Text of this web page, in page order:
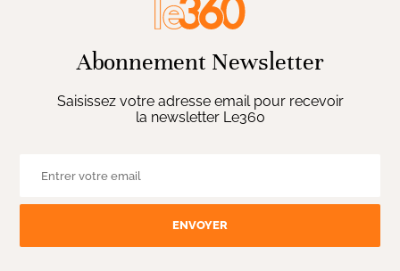
Abonnement Newsletter
Saisissez votre adresse email pour recevoir
la newsletter Le360
ENVOYER